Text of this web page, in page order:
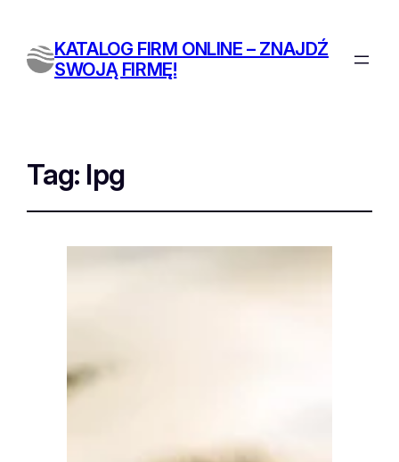
KATALOG FIRM ONLINE – ZNAJDŹ
SWOJĄ FIRMĘ!
Tag: lpg